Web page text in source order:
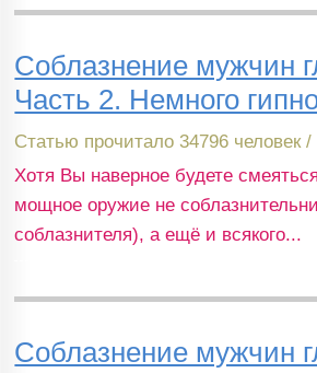
Соблазнение мужчин
Часть 2. Немного
Статью прочитало 34796 человек /
Хотя Вы наверное будете
мощное оружие не
соблазнителя), а ещё и всякого...
Соблазнение мужчин